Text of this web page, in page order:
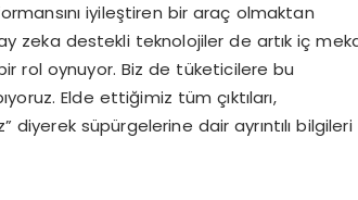
iyileştiren bir araç olmaktan
zeka destekli teknolojiler de artık iç
rol oynuyor. Biz de tüketicilere bu
Elde ettiğimiz tüm çıktıları,
süpürgelerine dair ayrıntılı bilgileri